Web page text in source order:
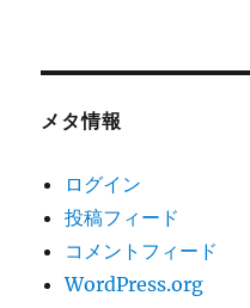
メタ情報
ログイン
投稿フィード
コメントフィード
WordPress.org